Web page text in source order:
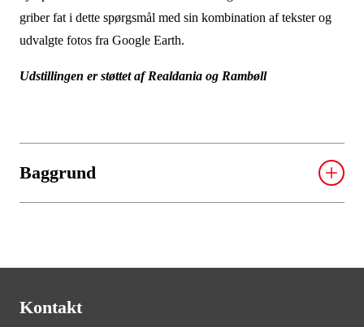
griber fat i dette spørgsmål med sin kombination af tekster og
udvalgte fotos fra Google Earth.
Udstillingen er støttet af Realdania og Rambøll
Baggrund
11. januar 2015 i Dansk Arkitektur Center,
udstillingen: gratis. Åbning d. 20. november kl.
Kontakt